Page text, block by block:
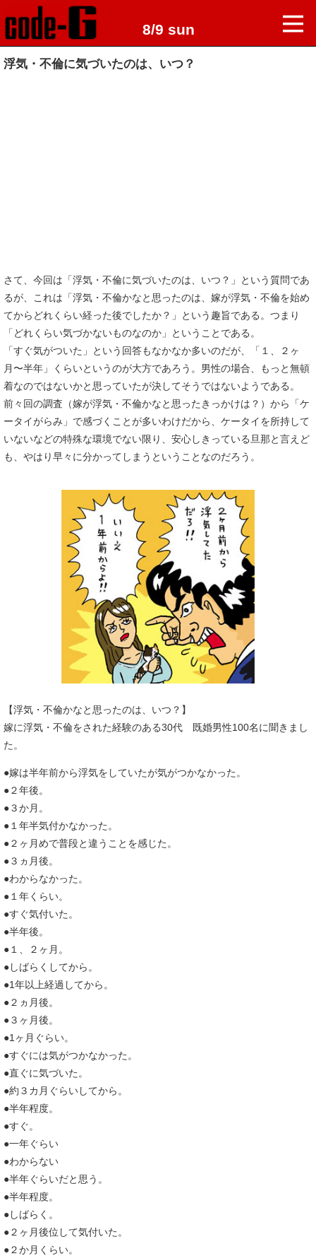
8/9 sun
浮気・不倫に気づいたのは、いつ？
さて、今回は「浮気・不倫に気づいたのは、いつ？」という質問であ
るが、これは「浮気・不倫かなと思ったのは、嫁が浮気・不倫を始め
てからどれくらい経った後でしたか？」という趣旨である。つまり
「どれくらい気づかないものなのか」ということである。
「すぐ気がついた」という回答もなかなか多いのだが、「１、２ヶ
月〜半年」くらいというのが大方であろう。男性の場合、もっと無頓
着なのではないかと思っていたが決してそうではないようである。
前々回の調査（嫁が浮気・不倫かなと思ったきっかけは？）から「ケ
ータイがらみ」で感づくことが多いわけだから、ケータイを所持して
いないなどの特殊な環境でない限り、安心しきっている旦那と言えど
も、やはり早々に分かってしまうということなのだろう。
【浮気・不倫かなと思ったのは、いつ？】
嫁に浮気・不倫をされた経験のある30代 既婚男性100名に聞きまし
た。
●嫁は半年前から浮気をしていたが気がつかなかった。
●２年後。
●３か月。
●１年半気付かなかった。
●２ヶ月めで普段と違うことを感じた。
●３ヵ月後。
●わからなかった。
●１年くらい。
●すぐ気付いた。
●半年後。
●１、２ヶ月。
●しばらくしてから。
●1年以上経過してから。
●２ヵ月後。
●３ヶ月後。
●1ヶ月ぐらい。
●すぐには気がつかなかった。
●直ぐに気づいた。
●約３カ月ぐらいしてから。
●半年程度。
●すぐ。
●一年ぐらい
●わからない
●半年ぐらいだと思う。
●半年程度。
●しばらく。
●２ヶ月後位して気付いた。
●２か月くらい。